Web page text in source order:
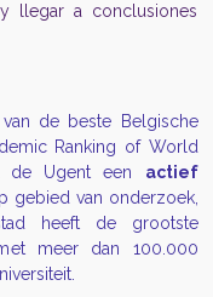
llegar a conclusiones
de beste Belgische
Ranking of World
de Ugent een actief
gebied van onderzoek,
heeft de grootste
meer dan 100.000